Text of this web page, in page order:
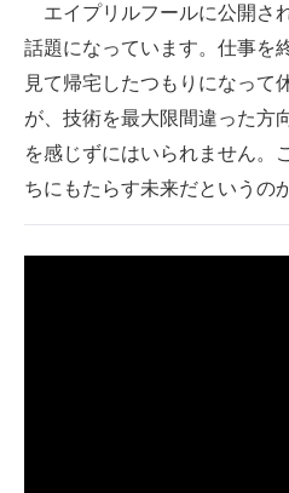
注目記事を集めた総合ページ
ITの今と未来を見通す
スマホと通信の最新トレンド
進化するPCとデバイスの未来
好きが集まる 比べて選べる
エイプリルフールに公開さ
話題になっています。仕事を
見て帰宅したつもりになって
が、技術を最大限間違った方
を感じずにはいられません。
ちにもたらす未来だというの